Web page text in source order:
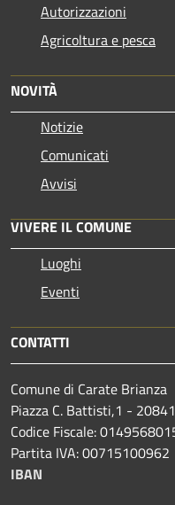
Autorizzazioni
Agricoltura e pesca
NOVITÀ
Notizie
Comunicati
Avvisi
VIVERE IL COMUNE
Luoghi
Eventi
CONTATTI
Comune di Carate Brianza
Piazza C. Battisti,1 -
Codice Fiscale:
Partita IVA: 00715100962
IBAN